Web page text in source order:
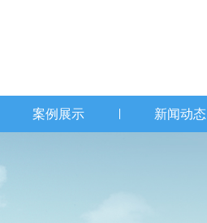
案例展示 新闻动态